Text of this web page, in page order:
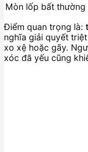
Mòn lốp bất thường
Điểm quan trọng là:
nghĩa giải quyết
xo xệ hoặc gãy.
xóc đã yếu cũng